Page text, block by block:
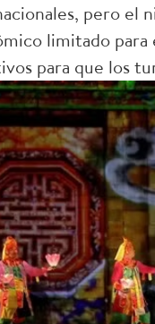
pero el
limitado
para que los